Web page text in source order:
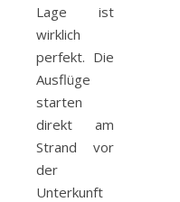
Lage ist
wirklich
perfekt. Die
Ausflüge
starten
direkt am
Strand vor
der
Unterkunft